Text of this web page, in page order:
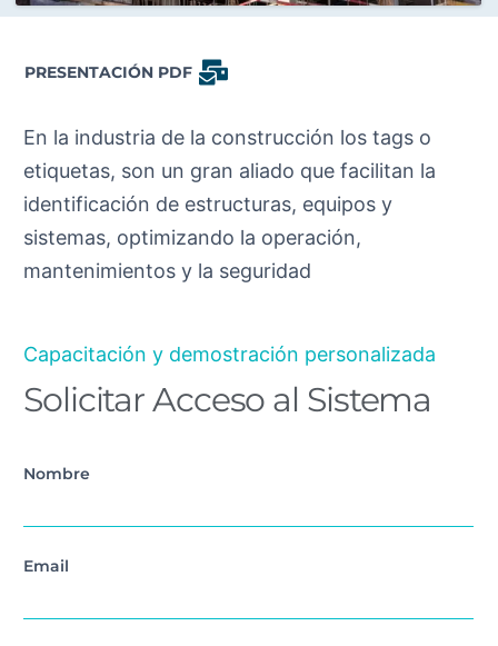
PRESENTACIÓN PDF
En la industria de la construcción los tags o
etiquetas, son un gran aliado que facilitan la
identificación de estructuras, equipos y
sistemas, optimizando la operación,
mantenimientos y la seguridad
Capacitación y demostración personalizada
Solicitar Acceso al Sistema
Nombre
Email